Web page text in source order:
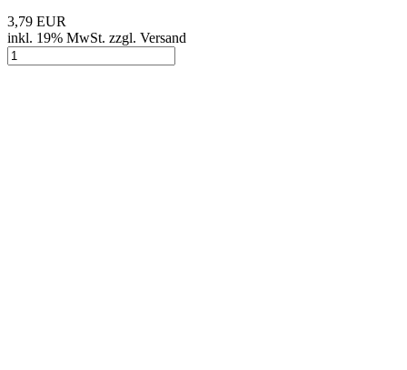
3,79 EUR
inkl. 19% MwSt. zzgl. Versand